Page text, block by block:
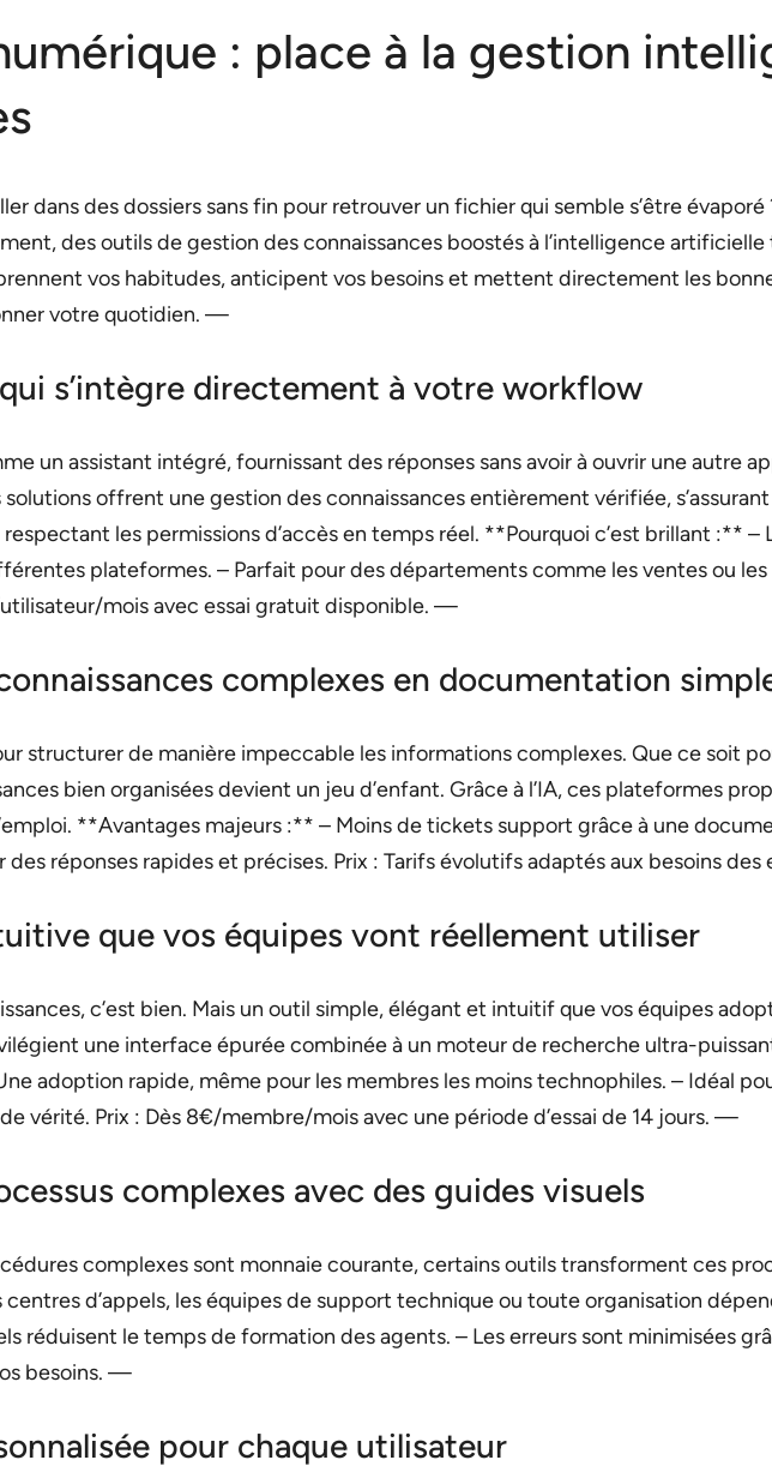
: place à la gestion
dans des dossiers sans fin pour retrouver un fichier qui semble s’être
des outils de gestion des connaissances boostés à l’intelligence
vos habitudes, anticipent vos besoins et mettent directement les
votre quotidien. —
s’intègre directement à votre workflow
un assistant intégré, fournissant des réponses sans avoir à ouvrir une autre
offrent une gestion des connaissances entièrement vérifiée,
les permissions d’accès en temps réel. **Pourquoi c’est brillant :**
plateformes. – Parfait pour des départements comme les ventes ou les
mois avec essai gratuit disponible. —
complexes en documentation
structurer de manière impeccable les informations complexes. Que ce soit
bien organisées devient un jeu d’enfant. Grâce à l’IA, ces plateformes
**Avantages majeurs :** – Moins de tickets support grâce à une
réponses rapides et précises. Prix : Tarifs évolutifs adaptés aux besoins
que vos équipes vont réellement utiliser
c’est bien. Mais un outil simple, élégant et intuitif que vos équipes
une interface épurée combinée à un moteur de recherche ultra-
adoption rapide, même pour les membres les moins technophiles. – Idéal
vérité. Prix : Dès 8€/membre/mois avec une période d’essai de 14 jours. —
complexes avec des guides visuels
complexes sont monnaie courante, certains outils transforment ces
centres d’appels, les équipes de support technique ou toute organisation
réduisent le temps de formation des agents. – Les erreurs sont minimisées
besoins. —
pour chaque utilisateur